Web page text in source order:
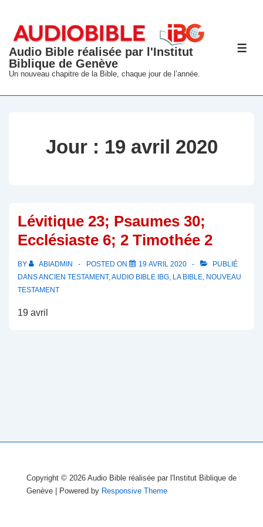
passer
contenu
principal
Audio Bible réalisée par l'Institut
Biblique de Genève
Un nouveau chapitre de la Bible, chaque jour de l’année.
Jour : 19 avril 2020
Lévitique 23; Psaumes 30;
Ecclésiaste 6; 2 Timothée 2
BY ABIADMIN POSTED ON 19 AVRIL 2020
PUBLIÉ
DANSANCIEN TESTAMENT,AUDIO BIBLE IBG, LA BIBLE, NOUVEAU
TESTAMENT
19 avril
Copyright © 2026 Audio Bible réalisée par l'Institut Biblique de
Genève
| Powered by Responsive Theme